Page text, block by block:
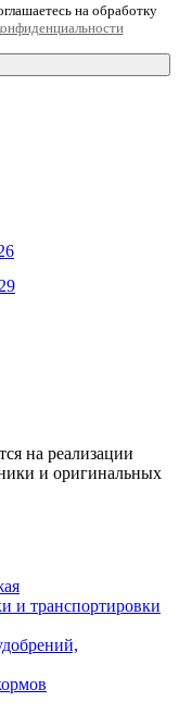
на обработку
на реализации
и оригинальных
и транспортировки